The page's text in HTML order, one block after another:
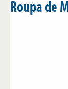
Roupa de